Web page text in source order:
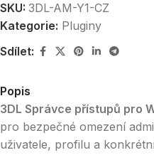
SKU: 3DL-AM-Y1-CZ
Kategorie: Pluginy
Sdílet:
Popis
3DL Správce přístupů pro
pro bezpečné omezení
uživatele, profilu a